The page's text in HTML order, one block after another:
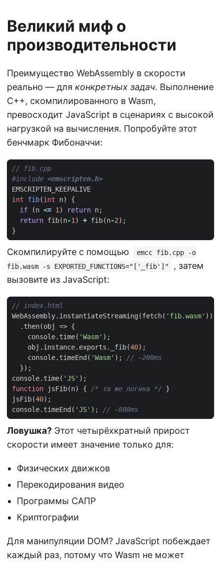
Великий миф о
производительности
Преимущество WebAssembly в скорости
реально — для конкретных задач. Выполнение
C++, скомпилированного в Wasm,
превосходит JavaScript в сценариях с высокой
нагрузкой на вычисления. Попробуйте этот
бенчмарк Фибоначчи:
#include <emscripten.h>
EMSCRIPTEN_KEEPALIVE
int
fib(int n)
{
if
(n <= 1) return n;
return fib(n-1) + fib(n-2);
}
Скомпилируйте с помощью
emcc fib.cpp -o
fib.wasm -s EXPORTED_FUNCTIONS="['_fib']"
, затем
вызовите из JavaScript:
WebAssembly. instantiateStreaming (fetch( 'fib.wasm' ))
. then(obj => {
console. time( 'Wasm' );
obj . instance. exports . _fib(40);
console. timeEnd ( 'Wasm' );
});
console. time( 'JS' );
function
jsFib(n) { /* та же логика */
}
jsFib(40);
console. timeEnd ( 'JS' );
Ловушка? Этот четырёхкратный прирост
скорости имеет значение только для:
Физических движков
Перекодирования видео
Программы САПР
Криптографии
Для манипуляции DOM? JavaScript побеждает
каждый раз, потому что Wasm не может